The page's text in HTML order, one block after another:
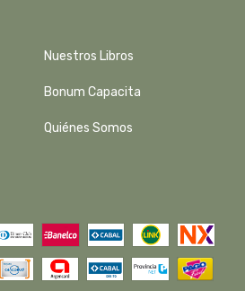
Nuestros Libros
Bonum Capacita
Quiénes Somos